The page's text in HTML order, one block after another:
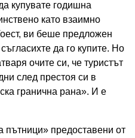
купувате годишна
като взаимно
ви беше предложен
да го купите. Но
очите си, че туристът
след престоя си в
гранична рана». И е
предоставени от